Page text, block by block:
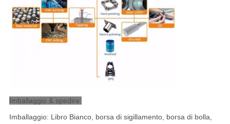
Imballaggio & spedire:
Imballaggio: Libro Bianco, borsa di sigillamento, borsa di bolla,